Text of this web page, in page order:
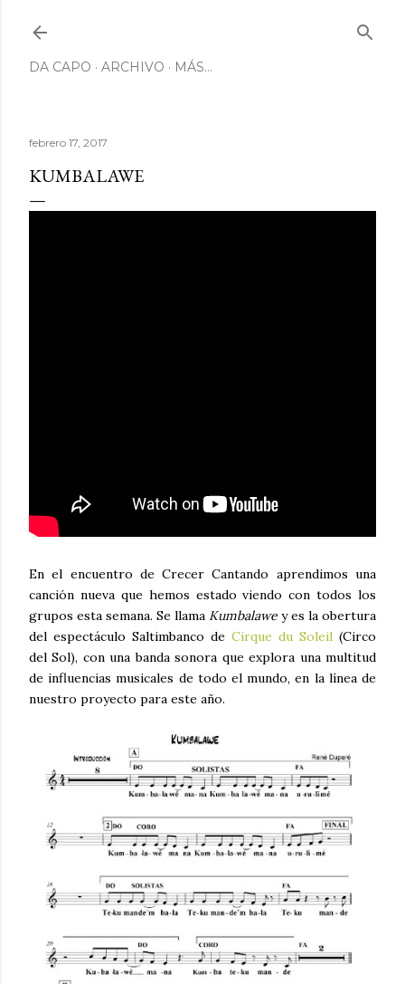
DA CAPO ARCHIVO MÁS…
febrero 17, 2017
KUMBALAWE
En el encuentro de Crecer Cantando aprendimos una
canción nueva que hemos estado viendo con todos los
grupos esta semana. Se llama Kumbalawe y es la obertura
del espectáculo Saltimbanco de Cirque du Soleil (Circo
del Sol), con una banda sonora que explora una multitud
de influencias musicales de todo el mundo, en la línea de
nuestro proyecto para este año.